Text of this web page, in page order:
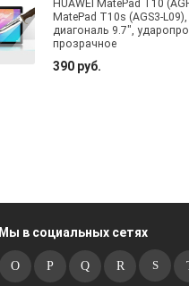
HUAWEI MatePad T10
MatePad T10s (AGS3-L09),
диагональ 9.7",
прозрачное
390 руб.
Мы в социальных сетях